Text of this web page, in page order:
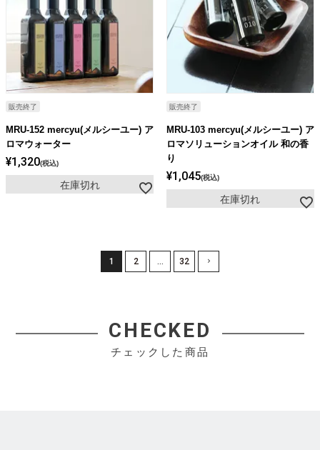
販売終了
MRU-152 mercyu(メルシーユー) ア
ロマウォーター
¥1,320 税込
在庫切れ
販売終了
MRU-103 mercyu(メルシーユー) ア
ロマソリューションオイル 和の香
り
¥1,045 税込
在庫切れ
1 2 … 32
CHECKED
チェックした商品